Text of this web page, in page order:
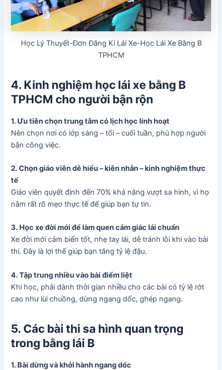
Học Lý Thuyết-Đơn Đăng Kí Lái Xe-Học Lái Xe Bằng B
TPHCM
4. Kinh nghiệm học lái xe bằng B
TPHCM cho người bận rộn
1. Ưu tiên chọn trung tâm có lịch học linh hoạt
Nên chọn nơi có lớp sáng – tối – cuối tuần, phù hợp người
bận công việc.
2. Chọn giáo viên dễ hiểu – kiên nhẫn – kinh nghiệm thực
tế
Giáo viên quyết định đến 70% khả năng vượt sa hình, vì họ
nắm rất rõ mẹo thực tế để giúp bạn tự tin.
3. Học xe đời mới để làm quen cảm giác lái chuẩn
Xe đời mới cảm biến tốt, nhẹ tay lái, dễ tránh lỗi khi vào bài
thi. Đây là lợi thế giúp bạn tăng tỷ lệ đậu.
4. Tập trung nhiều vào bài điểm liệt
Khi học, phải dành thời gian nhiều cho các bài có tỷ lệ rớt
cao như lùi chuồng, dừng ngang dốc, ghép ngang.
5. Các bài thi sa hình quan trọng
trong bằng lái B
1. Bài dừng và khởi hành ngang dốc